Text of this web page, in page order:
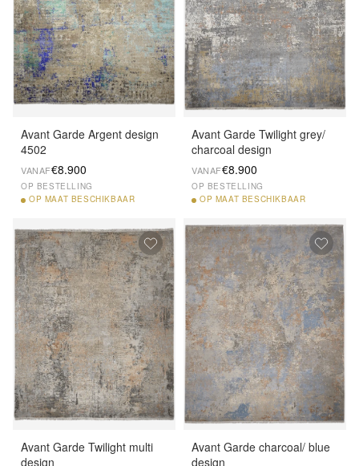
Avant Garde Argent design
4502
VANAF€8.900
OP BESTELLING
OP MAAT BESCHIKBAAR
Avant Garde Twilight grey/
charcoal design
VANAF€8.900
OP BESTELLING
OP MAAT BESCHIKBAAR
Avant Garde Twilight multi
design
Avant Garde charcoal/ blue
design